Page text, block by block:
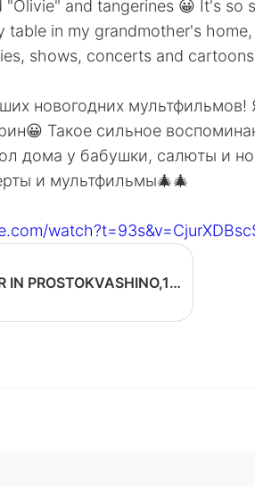
"Olivie" and tangerines 😀 It's
table in my grandmother's
shows, concerts and cartoons
новогодних мультфильмов!
Такое сильное
дома у бабушки, салюты и
и мультфильмы🎄🎄
WINTER IN PROSTOKVASHINO,1984, USSR, cartoon, (with ENGLISH subtitles) - YouTube